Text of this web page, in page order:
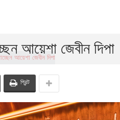
আয়েশা জেবীন দিপা
প্রিন্ট